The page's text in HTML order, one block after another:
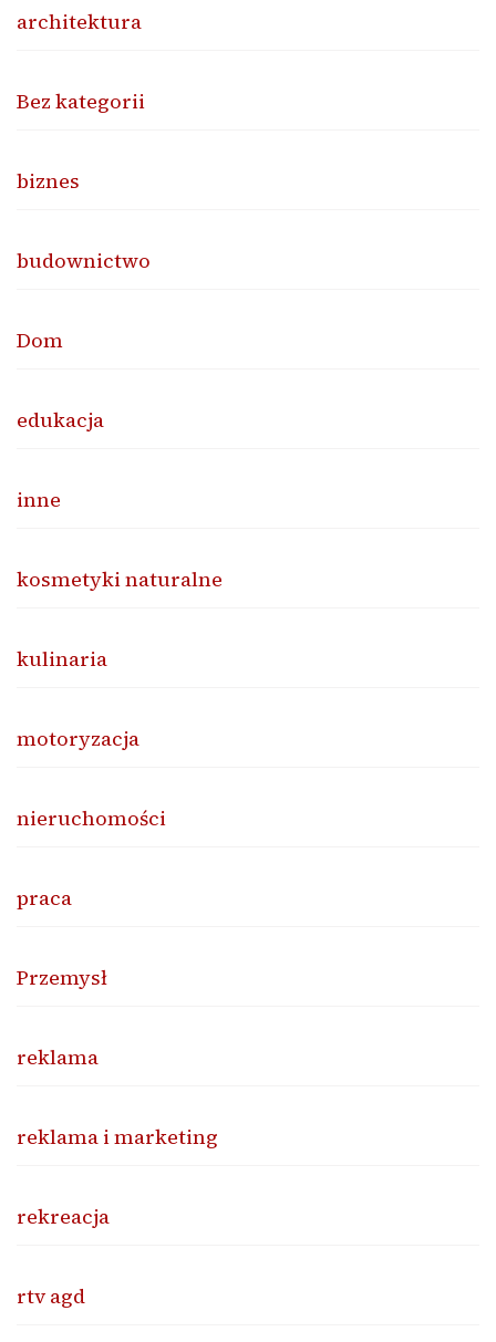
architektura
Bez kategorii
biznes
budownictwo
Dom
edukacja
inne
kosmetyki naturalne
kulinaria
motoryzacja
nieruchomości
praca
Przemysł
reklama
reklama i marketing
rekreacja
rtv agd